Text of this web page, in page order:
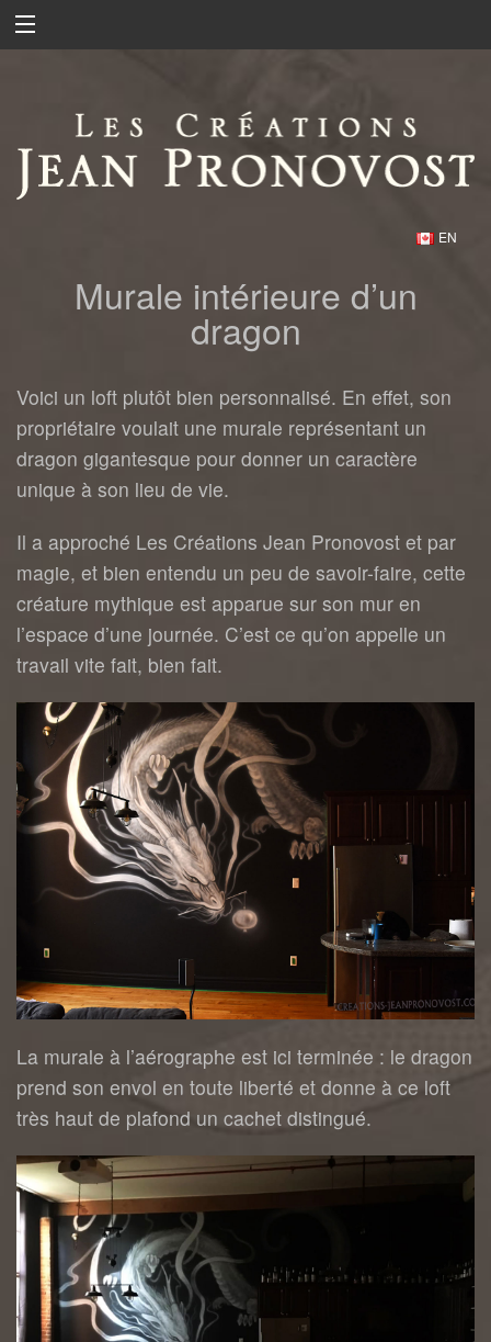
EN
Murale intérieure d’un
dragon
Voici un loft plutôt bien personnalisé. En effet, son
propriétaire voulait une murale représentant un
dragon gigantesque pour donner un caractère
unique à son lieu de vie.
Il a approché Les Créations Jean Pronovost et par
magie, et bien entendu un peu de savoir-faire, cette
créature mythique est apparue sur son mur en
l’espace d’une journée. C’est ce qu’on appelle un
travail vite fait, bien fait.
La murale à l’aérographe est ici terminée : le dragon
prend son envol en toute liberté et donne à ce loft
très haut de plafond un cachet distingué.